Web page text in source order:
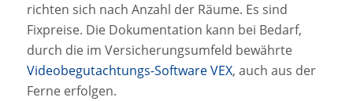
richten sich nach Anzahl der Räume. Es sind
Fixpreise. Die Dokumentation kann bei Bedarf,
durch die im Versicherungsumfeld bewährte
Videobegutachtungs-Software VEX, auch aus der
Ferne erfolgen.